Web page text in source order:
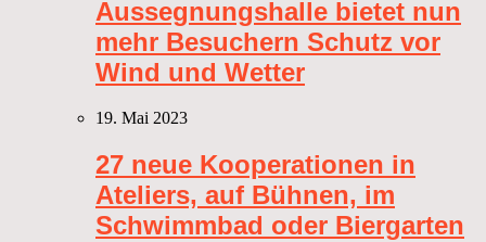
Aussegnungshalle bietet nun
mehr Besuchern Schutz vor
Wind und Wetter
19. Mai 2023
27 neue Kooperationen in
Ateliers, auf Bühnen, im
Schwimmbad oder Biergarten